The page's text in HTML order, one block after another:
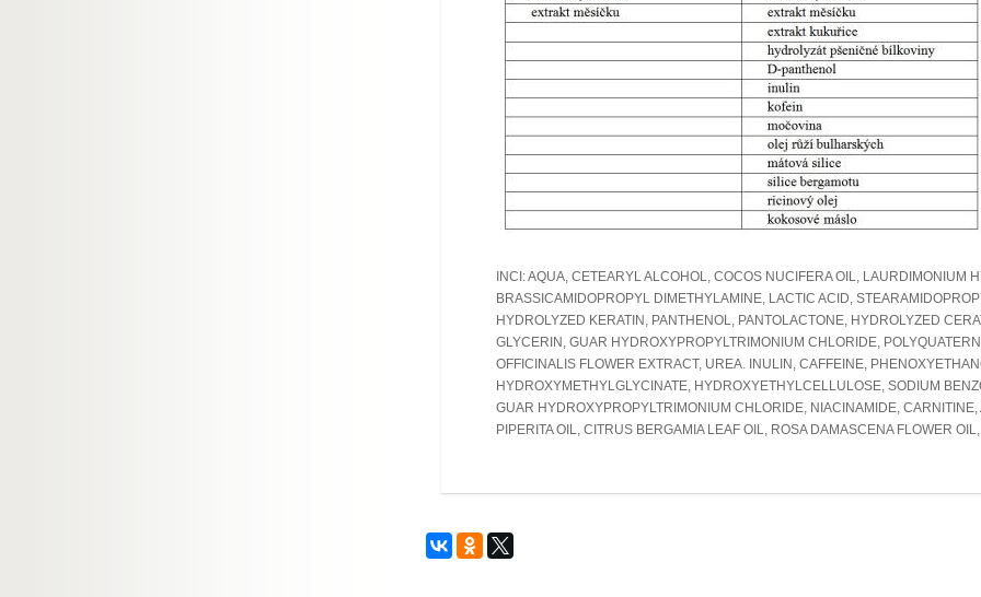
INCI: AQUA, CETEARYL ALCOHOL, COCOS NUCIFERA OIL, LAURDIMONIUM
BRASSICAMIDOPROPYL DIMETHYLAMINE, LACTIC ACID,
HYDROLYZED KERATIN, PANTHENOL, PANTOLACTONE, HYDROLYZED
GLYCERIN, GUAR HYDROXYPROPYLTRIMONIUM CHLORIDE,
OFFICINALIS FLOWER EXTRACT, UREA. INULIN, CAFFEINE,
HYDROXYMETHYLGLYCINATE, HYDROXYETHYLCELLULOSE, SODIUM
GUAR HYDROXYPROPYLTRIMONIUM CHLORIDE, NIACINAMIDE,
PIPERITA OIL, CITRUS BERGAMIA LEAF OIL, ROSA DAMASCENA FLOWER